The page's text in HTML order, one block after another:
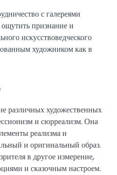
с галереями
признание и
искусствоведческого
художником как в
различных художественных
и сюрреализм. Она
реализма и
и оригинальный образ.
в другое измерение,
и сказочным настроем.